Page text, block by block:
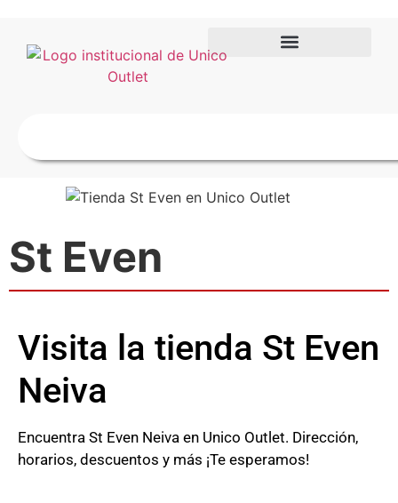
St Even
Visita la tienda St Even
Neiva
Encuentra St Even Neiva en Unico Outlet. Dirección,
horarios, descuentos y más ¡Te esperamos!